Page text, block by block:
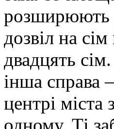
розширюють
дозвіл на
двадцять
інша справа
центрі